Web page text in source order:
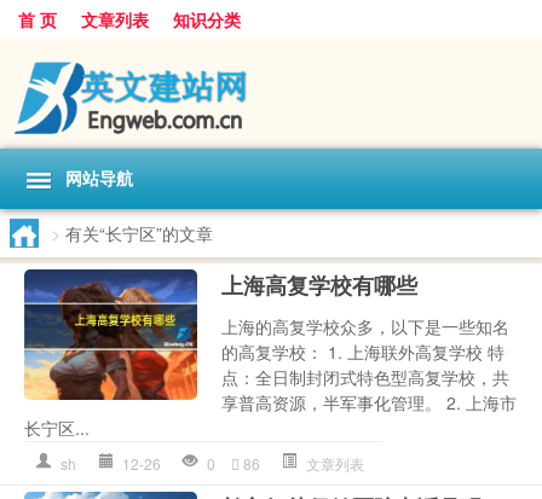
首 页 文章列表 知识分类
网站导航
> 有关“长宁区”的文章
上海高复学校有哪些
上海的高复学校众多，以下是一些知名
的高复学校： 1. 上海联外高复学校 特
点：全日制封闭式特色型高复学校，共
享普高资源，半军事化管理。 2. 上海市
长宁区...
sh 12-26 0 86 文章列表